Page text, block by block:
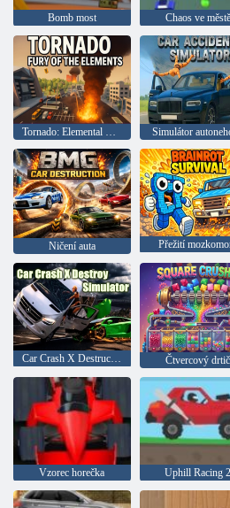
Bomb most Chaos ve městě
Tornado: Elemental Fury Simulátor
Ničení auta Přežití
Car Crash X Destruction Simulator Čtvercový drtič
Vzorec horečka Uphill Racing 2